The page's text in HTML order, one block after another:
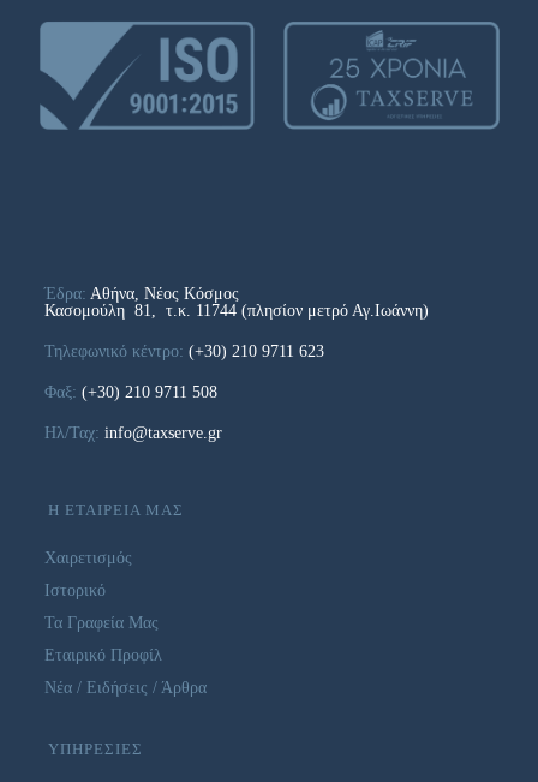
Έδρα: Αθήνα, Νέος Κόσμος
Κασομούλη 81, τ.κ. 11744 (πλησίον μετρό Αγ.Ιωάννη)
Τηλεφωνικό κέντρο:(+30) 210 9711 623
Φαξ:(+30) 210 9711 508
Ηλ/Ταχ:info@taxserve.gr
Η ΕΤΑΙΡΕΙΑ ΜΑΣ
Χαιρετισμός
Ιστορικό
Τα Γραφεία Μας
Εταιρικό Προφίλ
Νέα / Ειδήσεις / Άρθρα
ΥΠΗΡΕΣΙΕΣ